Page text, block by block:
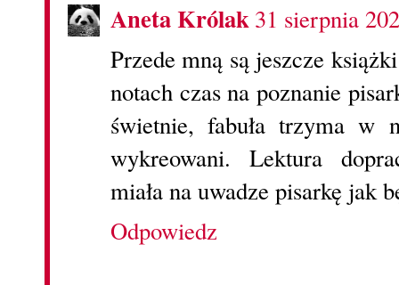
Aneta Królak31 sierpnia
Przede mną są jeszcze
notach czas na poznanie
świetnie, fabuła trzyma w
wykreowani. Lektura
miała na uwadze pisarkę jak
Odpowiedz